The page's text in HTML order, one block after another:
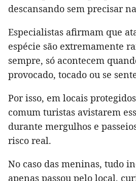
descansando sem precisar
Especialistas afirmam que
espécie são extremamente
sempre, só acontecem
provocado, tocado ou se
Por isso, em locais
comum turistas avistarem
durante mergulhos e
risco real.
No caso das meninas, tudo
apenas passou pelo local,